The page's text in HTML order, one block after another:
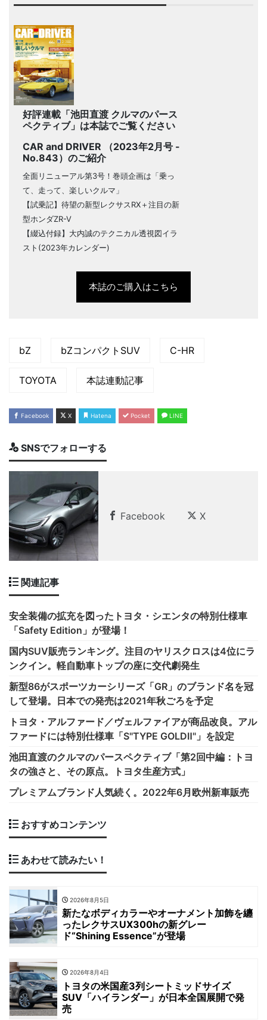
好評連載「池田直渡 クルマのパース
ペクティブ」は本誌でご覧ください
CAR and DRIVER （2023年2月号 -
No.843）のご紹介
全面リニューアル第3号！巻頭企画は「乗っ
て、走って、楽しいクルマ」
【試乗記】待望の新型レクサスRX＋注目の新
型ホンダZR-V
【綴込付録】大内誠のテクニカル透視図イラ
スト(2023年カレンダー)
本誌のご購入はこちら
bZ bZコンパクトSUV C-HR
TOYOTA 本誌連動記事
Facebook X Hatena Pocket LINE
SNSでフォローする
Facebook X
関連記事
安全装備の拡充を図ったトヨタ・シエンタの特別仕様車
「Safety Edition」が登場！
国内SUV販売ランキング。注目のヤリスクロスは4位にラ
ンクイン。軽自動車トップの座に交代劇発生
新型86がスポーツカーシリーズ「GR」のブランド名を冠
して登場。日本での発売は2021年秋ごろを予定
トヨタ・アルファード／ヴェルファイアが商品改良。アル
ファードには特別仕様車「S"TYPE GOLDⅡ"」を設定
池田直渡のクルマのパースペクティブ「第2回中編：トヨ
タの強さと、その原点。トヨタ生産方式」
プレミアムブランド人気続く。2022年6月欧州新車販売
おすすめコンテンツ
あわせて読みたい！
2026年8月5日
新たなボディカラーやオーナメント加飾を纏
ったレクサスUX300hの新グレー
ド“Shining Essence”が登場
2026年8月4日
トヨタの米国産3列シートミッドサイズ
SUV「ハイランダー」が日本全国展開で発
売